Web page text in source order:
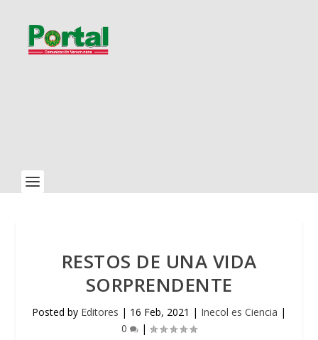
RESTOS DE UNA VIDA
SORPRENDENTE
Posted by Editores | 16 Feb, 2021 | Inecol es Ciencia |
0
|